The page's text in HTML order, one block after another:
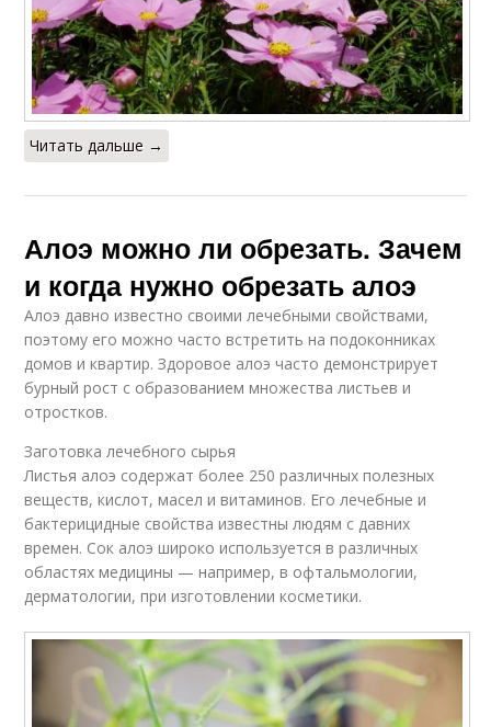
Читать дальше →
Алоэ можно ли обрезать. Зачем
и когда нужно обрезать алоэ
Алоэ давно известно своими лечебными свойствами,
поэтому его можно часто встретить на подоконниках
домов и квартир. Здоровое алоэ часто демонстрирует
бурный рост с образованием множества листьев и
отростков.
Заготовка лечебного сырья
Листья алоэ содержат более 250 различных полезных
веществ, кислот, масел и витаминов. Его лечебные и
бактерицидные свойства известны людям с давних
времен. Сок алоэ широко используется в различных
областях медицины — например, в офтальмологии,
дерматологии, при изготовлении косметики.